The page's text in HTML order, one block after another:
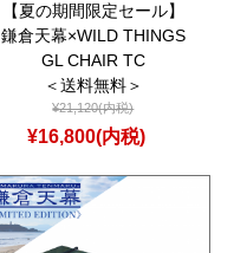
【夏の期間限定セール】
鎌倉天幕×WILD THINGS
GL CHAIR TC
＜送料無料＞
¥21,120(内税)
¥16,800(内税)